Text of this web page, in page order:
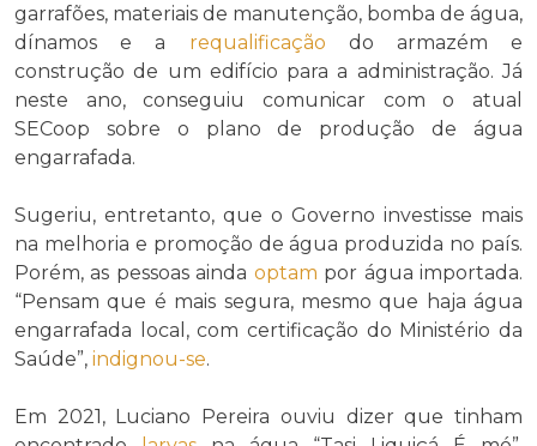
garrafões, materiais de manutenção, bomba de água,
dínamos e a requalificação do armazém e
construção de um edifício para a administração. Já
neste ano, conseguiu comunicar com o atual
SECoop sobre o plano de produção de água
engarrafada.
Sugeriu, entretanto, que o Governo investisse mais
na melhoria e promoção de água produzida no país.
Porém, as pessoas ainda optam por água importada.
“Pensam que é mais segura, mesmo que haja água
engarrafada local, com certificação do Ministério da
Saúde”, indignou-se.
Em 2021, Luciano Pereira ouviu dizer que tinham